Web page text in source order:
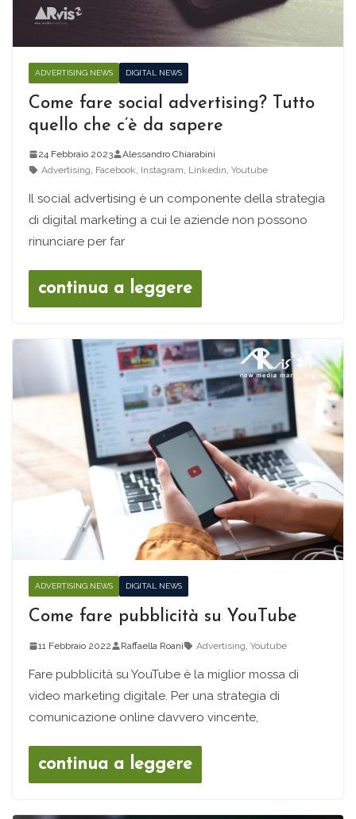
ADVERTISING NEWS DIGITAL NEWS
Come fare social advertising? Tutto
quello che c’è da sapere
24 Febbraio 2023
Alessandro Chiarabini
Advertising, Facebook, Instagram, Linkedin, Youtube
Il social advertising è un componente della strategia
di digital marketing a cui le aziende non possono
rinunciare per far
continua a leggere
ADVERTISING NEWS DIGITAL NEWS
Come fare pubblicità su YouTube
11 Febbraio 2022 Raffaella Roani Advertising Youtube
Fare pubblicità su YouTube è la miglior mossa di
video marketing digitale. Per una strategia di
comunicazione online davvero vincente,
continua a leggere